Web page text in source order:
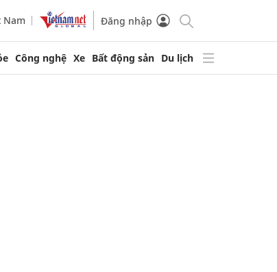
Nam Đăng nhập
Công nghệ Xe Bất động sản Du lịch